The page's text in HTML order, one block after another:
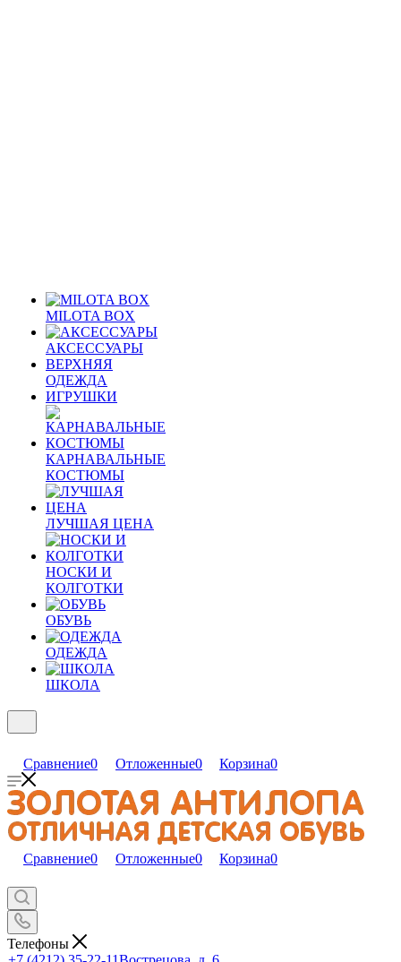
MILOTA BOX
АКСЕССУАРЫ
ВЕРХНЯЯ
ОДЕЖДА
ИГРУШКИ
КАРНАВАЛЬНЫЕ
КОСТЮМЫ
ЛУЧШАЯ ЦЕНА
НОСКИ И
КОЛГОТКИ
ОБУВЬ
ОДЕЖДА
ШКОЛА
Сравнение0 Отложенные0 Корзина0
Сравнение0 Отложенные0 Корзина0
Телефоны